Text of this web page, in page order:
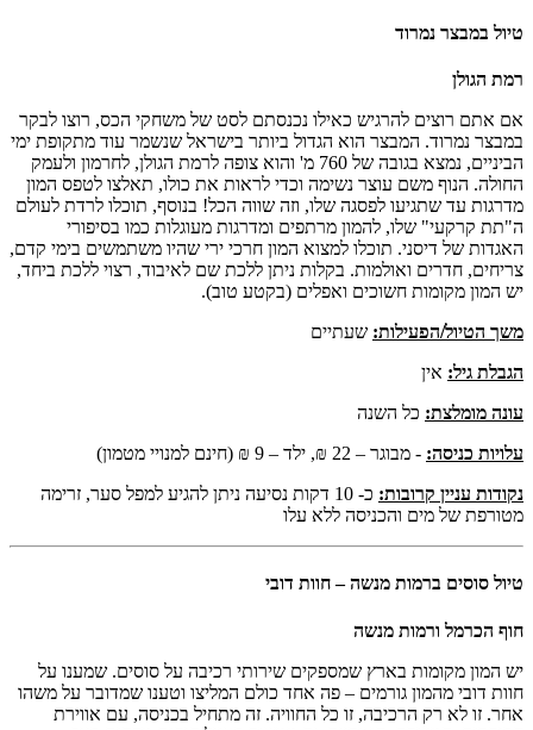
טיול במבצר נמרוד
רמת הגולן
אם אתם רוצים להרגיש כאילו נכנסתם לסט של משחקי הכס, רוצו לבקר
במבצר נמרוד. המבצר הוא הגדול ביותר בישראל שנשמר עוד מתקופת ימי
הביניים, נמצא בגובה של 760 מ' והוא צופה לרמת הגולן, לחרמון ולעמק
החולה. הנוף משם עוצר נשימה וכדי לראות את כולו, תאלצו לטפס המון
מדרגות עד שתגיעו לפסגה שלו, וזה שווה הכל! בנוסף, תוכלו לרדת לעולם
ה"תת קרקעי" שלו, להמון מרתפים ומדרגות מעוגלות כמו בסיפורי
האגדות של דיסני. תוכלו למצוא המון חרכי ירי שהיו משתמשים בימי קדם,
צריחים, חדרים ואולמות. בקלות ניתן ללכת שם לאיבוד, רצוי ללכת ביחד,
יש המון מקומות חשוכים ואפלים (בקטע טוב).
משך הטיול/הפעילות: שעתיים
הגבלת גיל: אין
עונה מומלצת: כל השנה
עלויות כניסה: - מבוגר – 22 ₪, ילד – 9 ₪ (חינם למנויי מטמון)
נקודות עניין קרובות:
כ- 10 דקות נסיעה ניתן להגיע למפל סער, זרימה
מטורפת של מים והכניסה ללא עלו
טיול סוסים ברמות מנשה – חוות דובי
חוף הכרמל ורמות מנשה
יש המון מקומות בארץ שמספקים שירותי רכיבה על סוסים. שמענו על
חוות דובי מהמון גורמים – פה אחד כולם המליצו וטענו שמדובר על משהו
אחר. זו לא רק הרכיבה, זו כל החוויה. זה מתחיל בכניסה, עם אווירת